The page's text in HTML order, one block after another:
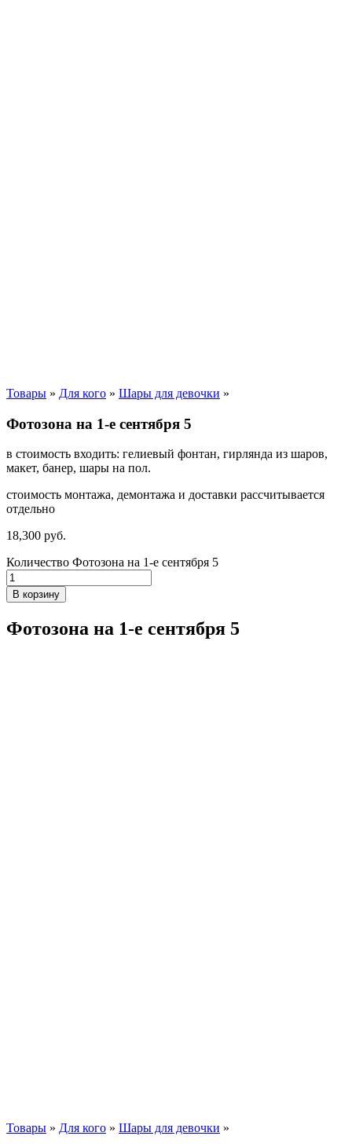
Товары » Для кого » Шары для девочки »
Фотозона на 1-е сентября 5
в стоимость входить: гелиевый фонтан, гирлянда из шаров,
макет, банер, шары на пол.
стоимость монтажа, демонтажа и доставки рассчитывается
отдельно
18,300 руб.
Количество Фотозона на 1-е сентября 5
В корзину
Фотозона на 1-е сентября 5
Товары » Для кого » Шары для девочки »